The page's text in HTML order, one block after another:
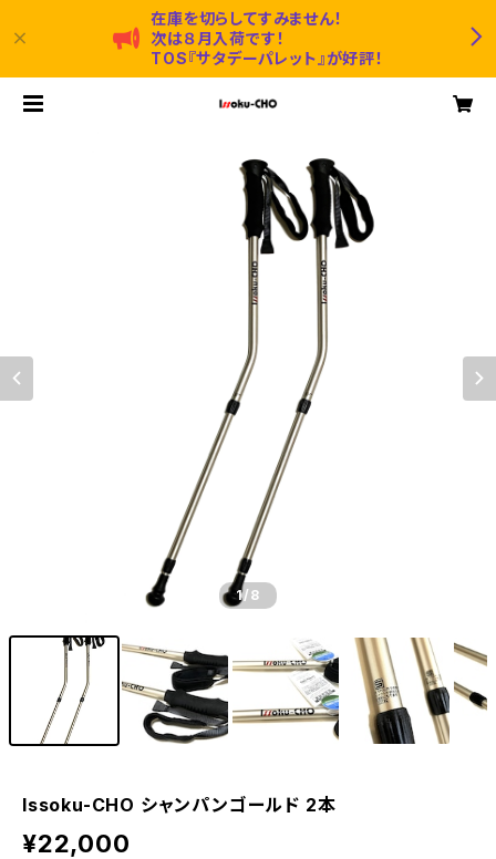
在庫を切らしてすみません！
次は８月入荷です！
TOS『サタデーパレット』が好評！
1/8
Issoku-CHO シャンパンゴールド 2本
¥22,000